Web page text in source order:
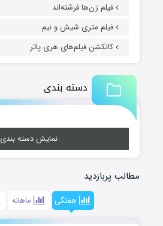
فیلم زن‌ها فرشته‌اند
فیلم متری شیش و نیم
کالکشن فیلم‌های هری پاتر
دسته بندی
نمایش دسته بندی
مطالب پربازدید
هفتگی ماهانه